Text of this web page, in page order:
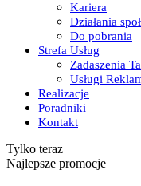
Kariera
Działania
Do pobrania
Strefa Usług
Zadaszenia
Usługi
Realizacje
Poradniki
Kontakt
Tylko teraz
Najlepsze promocje